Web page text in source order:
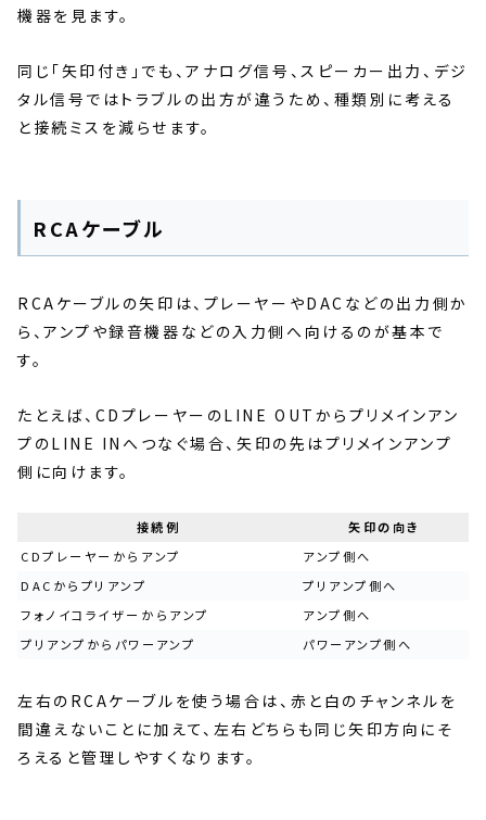
機器を見ます。
同じ「矢印付き」でも、アナログ信号、スピーカー出力、デジ
タル信号ではトラブルの出方が違うため、種類別に考える
と接続ミスを減らせます。
RCAケーブル
RCAケーブルの矢印は、プレーヤーやDACなどの出力側か
ら、アンプや録音機器などの入力側へ向けるのが基本で
す。
たとえば、CDプレーヤーのLINE OUTからプリメインアン
プのLINE INへつなぐ場合、矢印の先はプリメインアンプ
側に向けます。
接続例
矢印の向き
CDプレーヤーからアンプ
アンプ側へ
DACからプリアンプ
プリアンプ側へ
フォノイコライザーからアンプ
アンプ側へ
プリアンプからパワーアンプ
パワーアンプ側へ
左右のRCAケーブルを使う場合は、赤と白のチャンネルを
間違えないことに加えて、左右どちらも同じ矢印方向にそ
ろえると管理しやすくなります。